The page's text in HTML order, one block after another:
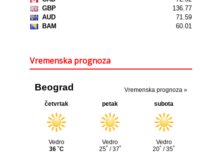
Vremenska prognoza